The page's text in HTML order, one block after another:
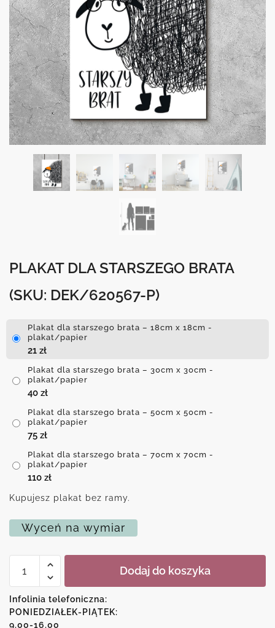
PLAKAT DLA STARSZEGO BRATA
(SKU: DEK/620567-P)
Plakat dla starszego brata – 18cm x 18cm -
plakat/papier
21 zł
Plakat dla starszego brata – 30cm x 30cm -
plakat/papier
40 zł
Plakat dla starszego brata – 50cm x 50cm -
plakat/papier
75 zł
Plakat dla starszego brata – 70cm x 70cm -
plakat/papier
110 zł
Kupujesz plakat bez ramy.
Wyceń na wymiar
Plakat
brata
Dodaj do koszyka
Infolinia telefoniczna:
PONIEDZIAŁEK-PIĄTEK:
9.00-16.00